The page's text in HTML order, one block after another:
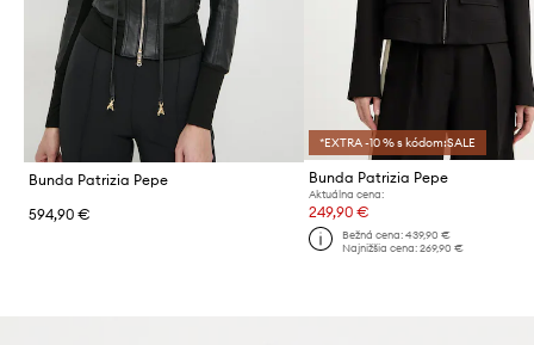
Bunda Patrizia Pepe
594,90 €
*EXTRA -10 % s kódom:SALE
Bunda Patrizia Pepe
Aktuálna cena:
249,90 €
Bežná cena: 439,90 €
Najnižšia cena: 269,90 €